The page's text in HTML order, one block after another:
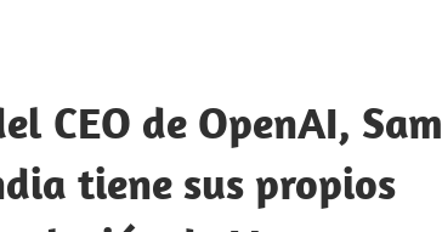
CEO de OpenAI, Sam
tiene sus propios